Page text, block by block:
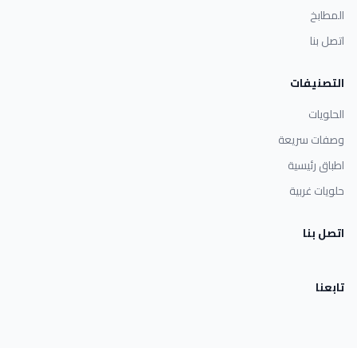
المطابخ
اتصل بنا
التصنيفات
الحلويات
وصفات سريعة
اطباق رئيسية
حلويات غربية
اتصل بنا
تابعنا